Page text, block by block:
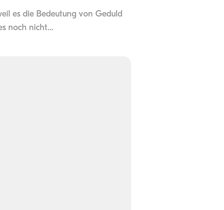
es die Bedeutung von Geduld
noch nicht...